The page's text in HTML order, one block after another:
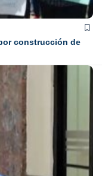
construcción de